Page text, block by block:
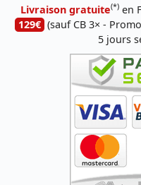
Livraison gratuite(*) en
129€ (sauf CB 3× -
5 jours